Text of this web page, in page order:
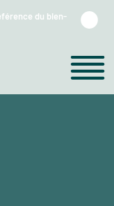
du bien-être et